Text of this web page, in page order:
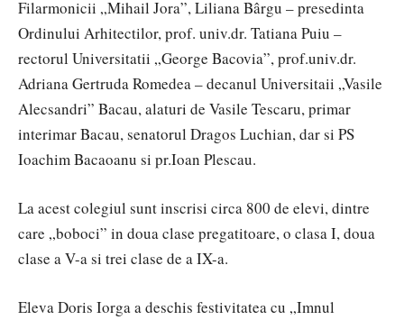
Filarmonicii „Mihail Jora”, Liliana Bârgu – presedinta
Ordinului Arhitectilor, prof. univ.dr. Tatiana Puiu –
rectorul Universitatii „George Bacovia”, prof.univ.dr.
Adriana Gertruda Romedea – decanul Universitaii „Vasile
Alecsandri” Bacau, alaturi de Vasile Tescaru, primar
interimar Bacau, senatorul Dragos Luchian, dar si PS
Ioachim Bacaoanu si pr.Ioan Plescau.
La acest colegiul sunt inscrisi circa 800 de elevi, dintre
care „boboci” in doua clase pregatitoare, o clasa I, doua
clase a V-a si trei clase de a IX-a.
Eleva Doris Iorga a deschis festivitatea cu „Imnul